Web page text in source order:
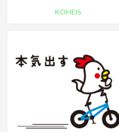
KOHEIS